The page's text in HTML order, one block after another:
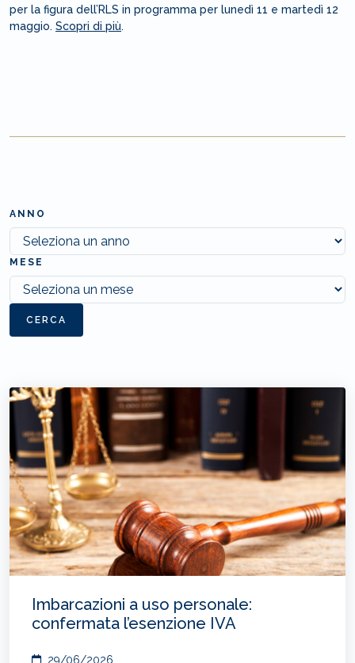
per la figura dell’RLS in programma per lunedì 11 e martedì 12
maggio. Scopri di più.
ANNO
MESE
CERCA
Imbarcazioni a uso personale:
confermata l’esenzione IVA
29/06/2026